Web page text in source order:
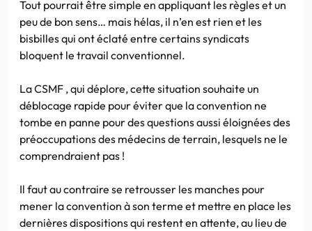
Tout pourrait être simple en appliquant les règles et un
peu de bon sens… mais hélas, il n’en est rien et les
bisbilles qui ont éclaté entre certains syndicats
bloquent le travail conventionnel.
La CSMF , qui déplore, cette situation souhaite un
déblocage rapide pour éviter que la convention ne
tombe en panne pour des questions aussi éloignées des
préoccupations des médecins de terrain, lesquels ne le
comprendraient pas !
Il faut au contraire se retrousser les manches pour
mener la convention à son terme et mettre en place les
dernières dispositions qui restent en attente, au lieu de